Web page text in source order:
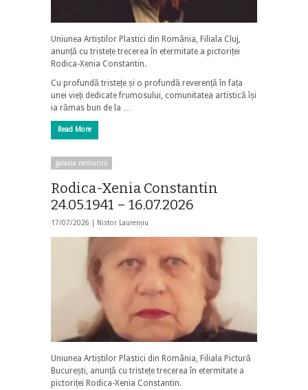
Uniunea Artiștilor Plastici din România, Filiala Cluj,
anunță cu tristețe trecerea în etermitate a pictoriței
Rodica-Xenia Constantin.
Cu profundă tristețe și o profundă reverență în fața
unei vieți dedicate frumosului, comunitatea artistică își
ia rămas bun de la …
Read More
galaxia nemuririi
Rodica-Xenia Constantin
24.05.1941 – 16.07.2026
17/07/2026 | Nistor Laurențiu
Uniunea Artiștilor Plastici din România, Filiala Pictură
București, anunță cu tristețe trecerea în etermitate a
pictoriței Rodica-Xenia Constantin.